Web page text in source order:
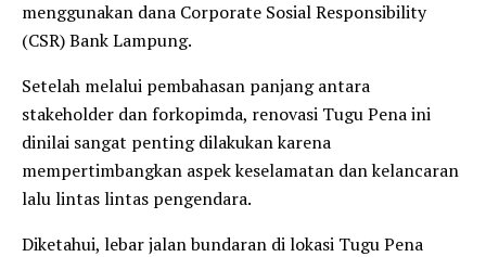
menggunakan dana Corporate Sosial Responsibility
(CSR) Bank Lampung.
Setelah melalui pembahasan panjang antara
stakeholder dan forkopimda, renovasi Tugu Pena ini
dinilai sangat penting dilakukan karena
mempertimbangkan aspek keselamatan dan kelancaran
lalu lintas lintas pengendara.
Diketahui, lebar jalan bundaran di lokasi Tugu Pena